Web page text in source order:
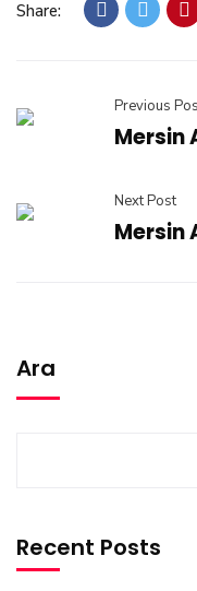
Share:
Previous
Mersin
Next Post
Mersin
Ara
Recent Posts